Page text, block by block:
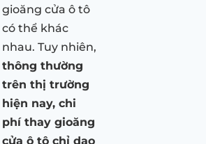
gioăng cửa ô tô
có thể khác
nhau. Tuy nhiên,
thông thường
trên thị trường
hiện nay, chi
phí thay gioăng
cửa ô tô chỉ dao